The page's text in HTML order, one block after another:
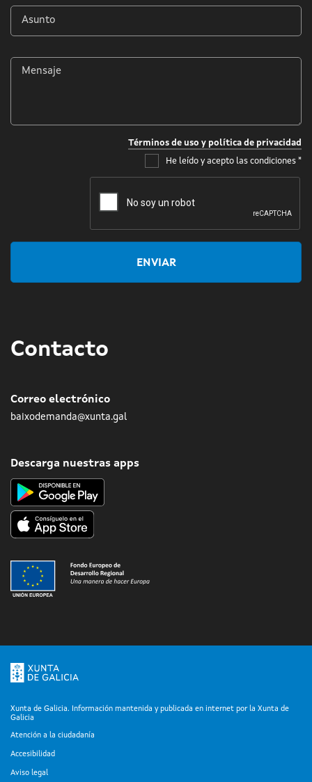
*
Asunto
*
Mensaje
Términos de uso y política de privacidad
He leído y acepto las condiciones *
ENVIAR
Contacto
Correo electrónico
baixodemanda@xunta.gal
Descarga nuestras apps
Xunta de Galicia. Información mantenida y publicada en internet por la Xunta de
Galicia
Atención a la ciudadanía
Accesibilidad
Aviso legal